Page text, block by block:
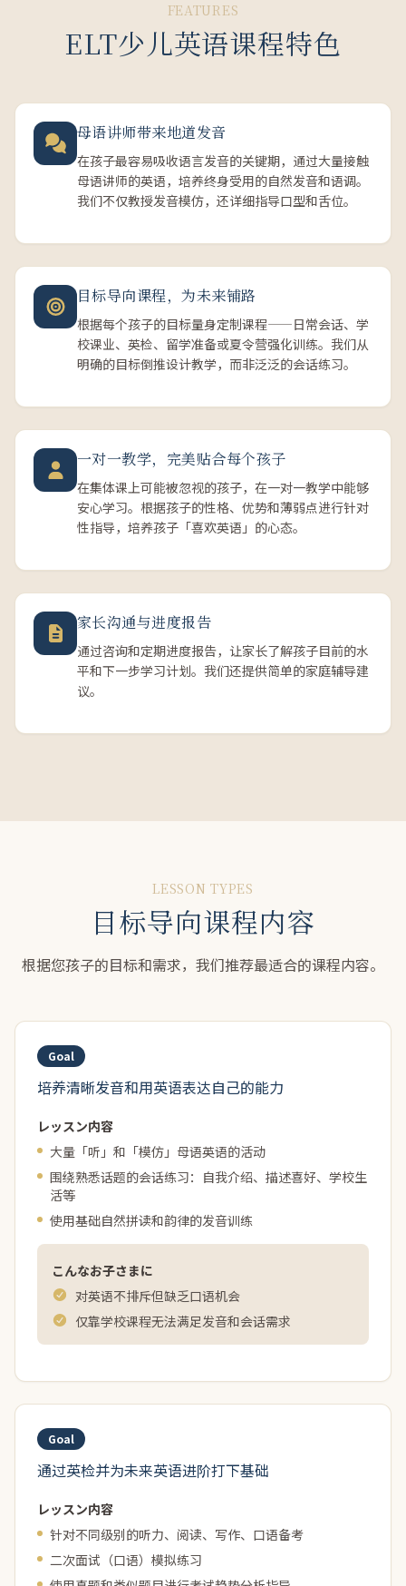
FEATURES
ELT少儿英语课程特色
母语讲师带来地道发音
在孩子最容易吸收语言发音的关键期，通过大量接触
母语讲师的英语，培养终身受用的自然发音和语调。
我们不仅教授发音模仿，还详细指导口型和舌位。
目标导向课程，为未来铺路
根据每个孩子的目标量身定制课程——日常会话、学
校课业、英检、留学准备或夏令营强化训练。我们从
明确的目标倒推设计教学，而非泛泛的会话练习。
一对一教学，完美贴合每个孩子
在集体课上可能被忽视的孩子，在一对一教学中能够
安心学习。根据孩子的性格、优势和薄弱点进行针对
性指导，培养孩子「喜欢英语」的心态。
家长沟通与进度报告
通过咨询和定期进度报告，让家长了解孩子目前的水
平和下一步学习计划。我们还提供简单的家庭辅导建
议。
LESSON TYPES
目标导向课程内容
根据您孩子的目标和需求，我们推荐最适合的课程内容。
发音与沟通基础
Goal
培养清晰发音和用英语表达自己的能力
レッスン内容
大量「听」和「模仿」母语英语的活动
围绕熟悉话题的会话练习：自我介绍、描述喜好、学校生
活等
使用基础自然拼读和韵律的发音训练
こんなお子さまに
对英语不排斥但缺乏口语机会
仅靠学校课程无法满足发音和会话需求
英检备考
Goal
通过英检并为未来英语进阶打下基础
レッスン内容
针对不同级别的听力、阅读、写作、口语备考
二次面试（口语）模拟练习